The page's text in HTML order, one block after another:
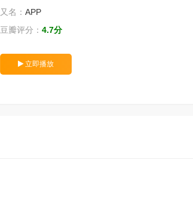
又名： APP
豆瓣评分： 4.7分
立即播放